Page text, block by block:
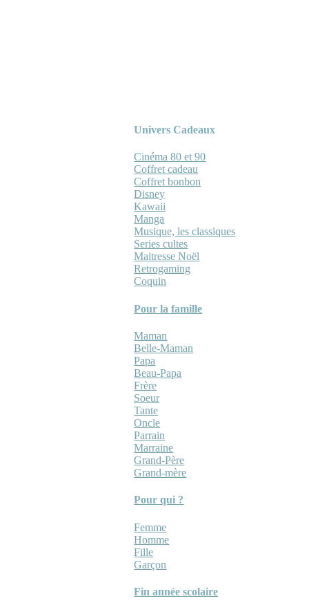
Univers Cadeaux
Cinéma 80 et 90
Coffret cadeau
Coffret bonbon
Disney
Kawaii
Manga
Musique, les classiques
Series cultes
Maitresse Noël
Retrogaming
Coquin
Pour la famille
Maman
Belle-Maman
Papa
Beau-Papa
Frère
Soeur
Tante
Oncle
Parrain
Marraine
Grand-Père
Grand-mère
Pour qui ?
Femme
Homme
Fille
Garçon
Fin année scolaire